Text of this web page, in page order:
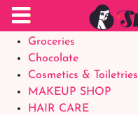
Food Supplements
Baby Foods
Groceries
Chocolate
Cosmetics & Toiletries
MAKEUP SHOP
HAIR CARE